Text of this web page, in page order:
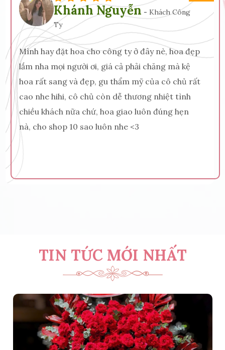
Khánh Nguyễn -Khách Công
Ty
Mình hay đặt hoa cho công ty ở đây nè, hoa đẹp
lắm nha mọi người ơi, giá cả phải chăng mà kệ
hoa rất sang và đẹp, gu thẩm mỹ của cô chủ rất
cao nhe hihi, cô chủ còn dễ thương nhiệt tình
chiều khách nữa chứ, hoa giao luôn đúng hẹn
nà, cho shop 10 sao luôn nhe <3
TIN TỨC MỚI NHẤT